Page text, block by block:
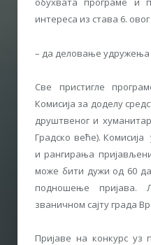
интереса из става 6.
– да деловање удружења
Све пристигле
Комисија за доделу
друштвеног и
Градско веће).
и рангирања
може бити дужи од 60
подношење
званичном сајту града
Пријаве на конкурс уз